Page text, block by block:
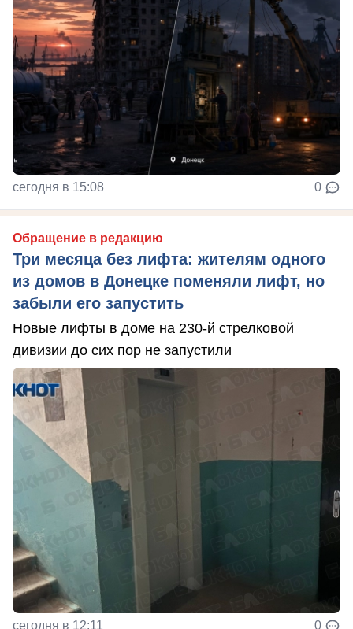
сегодня в 15:08 0
Обращение в редакцию
Три месяца без лифта: жителям одного
из домов в Донецке поменяли лифт, но
забыли его запустить
Новые лифты в доме на 230-й стрелковой
дивизии до сих пор не запустили
сегодня в 12:11 0